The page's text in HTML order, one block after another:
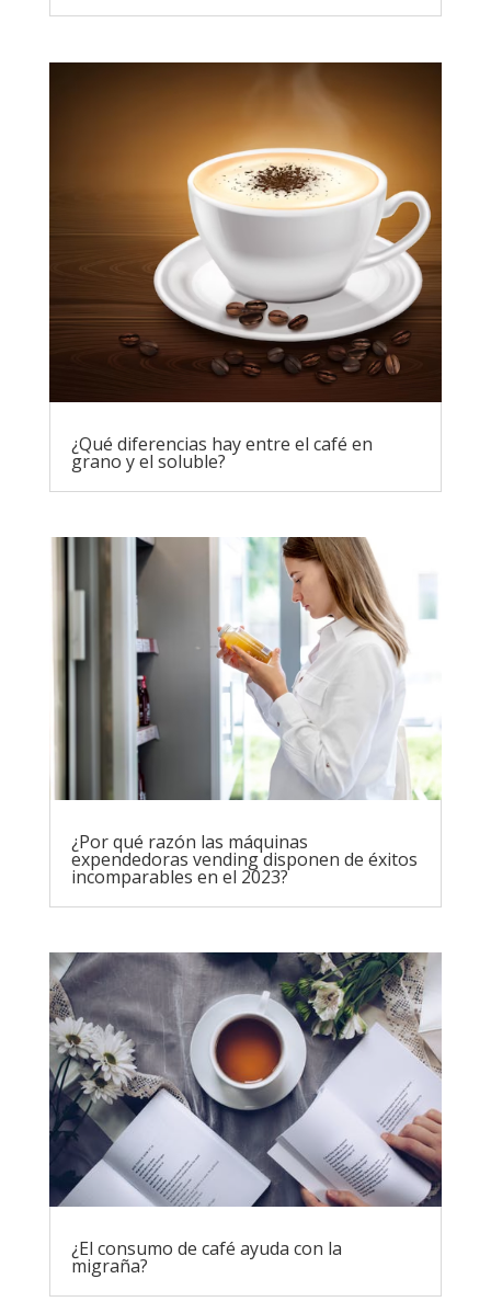
¿Qué diferencias hay entre el café en
grano y el soluble?
¿Por qué razón las máquinas
expendedoras vending disponen de éxitos
incomparables en el 2023?
¿El consumo de café ayuda con la
migraña?